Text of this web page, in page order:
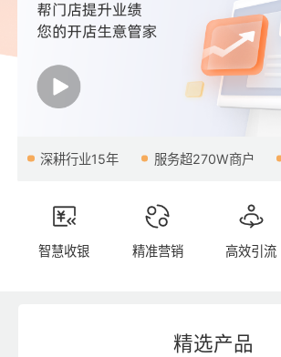
深耕行业15年 服务超270W商户
智慧收银 精准营销 高效引流
精选产品